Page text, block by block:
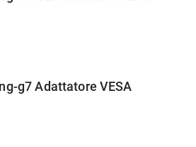
g7 Adattatore VESA